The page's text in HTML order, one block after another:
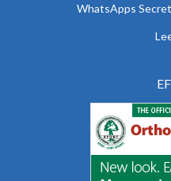
WhatsApps